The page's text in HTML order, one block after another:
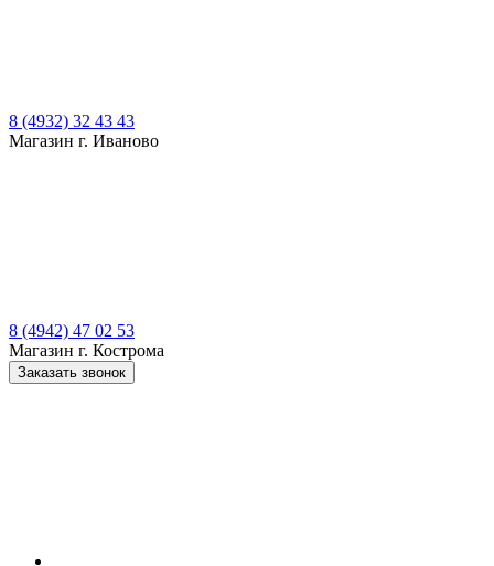
8 (4932) 32 43 43
Магазин г. Иваново
8 (4942) 47 02 53
Магазин г. Кострома
Заказать звонок